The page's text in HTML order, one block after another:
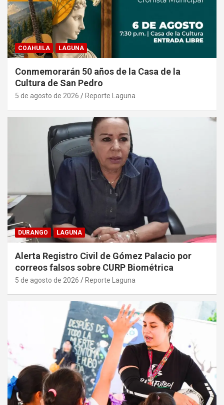
COAHUILA LAGUNA
Conmemorarán 50 años de la Casa de la
Cultura de San Pedro
5 de agosto de 2026 Reporte Laguna
DURANGO LAGUNA
Alerta Registro Civil de Gómez Palacio por
correos falsos sobre CURP Biométrica
5 de agosto de 2026 Reporte Laguna